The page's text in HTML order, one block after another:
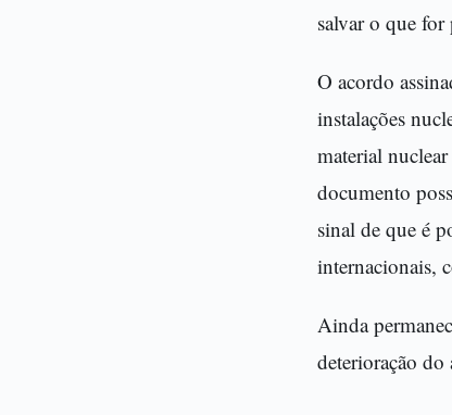
salvar o que for
O acordo
instalações
material
documento
sinal de que é
internacionais,
Ainda
deterioração